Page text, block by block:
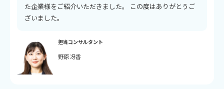
た企業様をご紹介いただきました。 この度はありがとうご
ざいました。
担当コンサルタント
野原 冴香